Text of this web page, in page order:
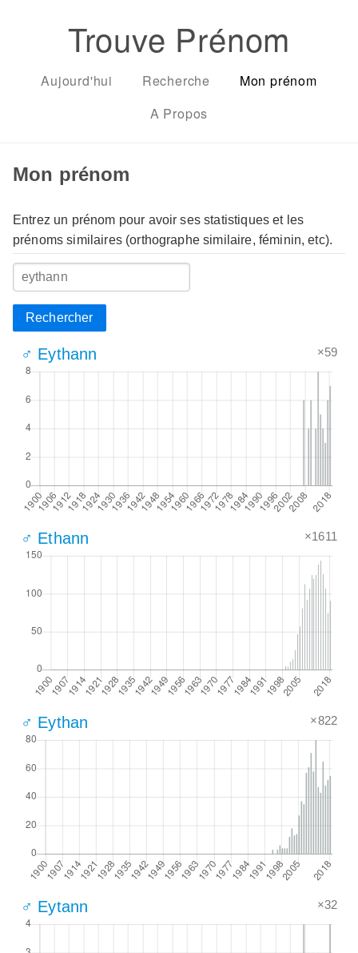
Trouve Prénom
Aujourd'hui Recherche
Mon prénom
A Propos
Mon prénom
Entrez un prénom pour avoir ses statistiques et les
prénoms similaires (orthographe similaire, féminin, etc).
Rechercher
♂ Eythann ×59
♂ Ethann ×1611
♂ Eythan ×822
♂ Eytann ×32